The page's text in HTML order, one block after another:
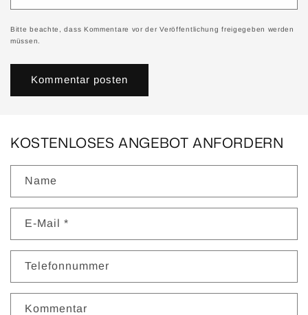
Bitte beachte, dass Kommentare vor der Veröffentlichung freigegeben werden
müssen.
KOSTENLOSES ANGEBOT ANFORDERN
Name
E-Mail *
Telefonnummer
Kommentar